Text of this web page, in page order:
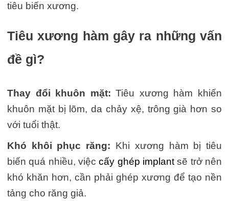
tiêu biến xương.
Tiêu xương hàm gây ra những vấn
đề gì?
Thay đổi khuôn mặt:Tiêu xương hàm khiến
khuôn mặt bị lõm, da chảy xệ, trông già hơn so
với tuổi thật.
Khó khôi phục răng: Khi xương hàm bị tiêu
biến quá nhiều, việccấy ghép implant sẽ trở nên
khó khăn hơn, cần phải ghép xương để tạo nền
tảng cho răng giả.